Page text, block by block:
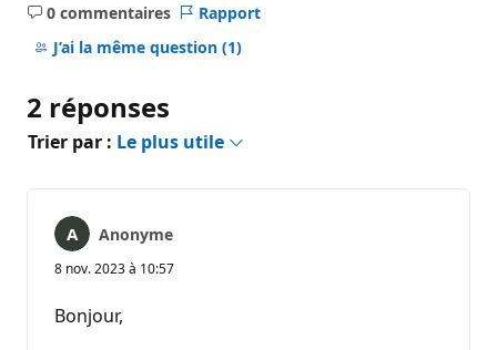
0 commentaires
Aucun
commentaire
Rapport
J’ai la même question (1)
2 réponses
Trier par : Le plus utile
Anonyme
8 nov. 2023 à 10:57
Bonjour,